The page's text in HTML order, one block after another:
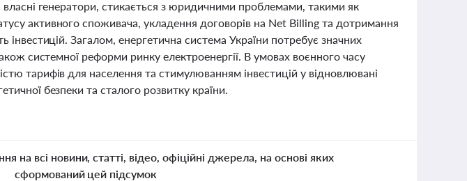
власні генератори, стикається з юридичними проблемами, такими як
активного споживача, укладення договорів на Net Billing та дотримання
інвестицій. Загалом, енергетична система України потребує значних
системної реформи ринку електроенергії. В умовах воєнного часу
тарифів для населення та стимулюванням інвестицій у відновлювані
безпеки та сталого розвитку країни.
на всі новини, статті, відео, офіційні джерела, на основі яких
сформований цей підсумок